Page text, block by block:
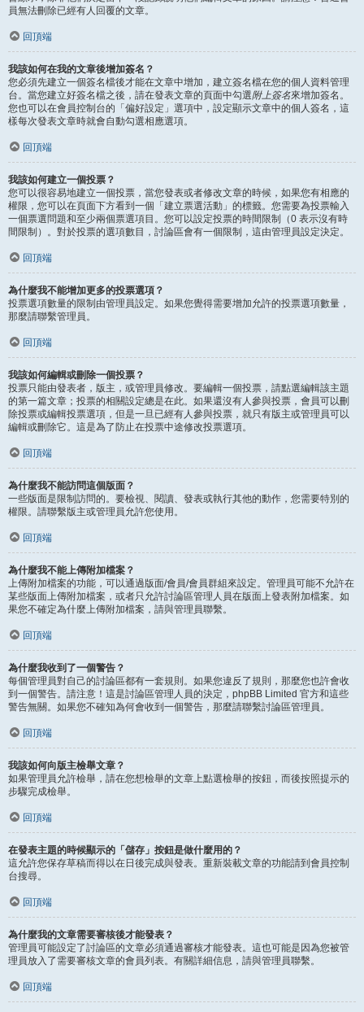
員無法刪除已經有人回覆的文章。
回頂端
我該如何在我的文章後增加簽名？
您必須先建立一個簽名檔後才能在文章中增加，建立簽名檔在您的個人資料管理
台。當您建立好簽名檔之後，請在發表文章的頁面中勾選附上簽名來增加簽名。
您也可以在會員控制台的「偏好設定」選項中，設定顯示文章中的個人簽名，這
樣每次發表文章時就會自動勾選相應選項。
回頂端
我該如何建立一個投票？
您可以很容易地建立一個投票，當您發表或者修改文章的時候，如果您有相應的
權限，您可以在頁面下方看到一個「建立票選活動」的標籤。您需要為投票輸入
一個票選問題和至少兩個票選項目。您可以設定投票的時間限制（0 表示沒有時
間限制）。對於投票的選項數目，討論區會有一個限制，這由管理員設定決定。
回頂端
為什麼我不能增加更多的投票選項？
投票選項數量的限制由管理員設定。如果您覺得需要增加允許的投票選項數量，
那麼請聯繫管理員。
回頂端
我該如何編輯或刪除一個投票？
投票只能由發表者，版主，或管理員修改。要編輯一個投票，請點選編輯該主題
的第一篇文章；投票的相關設定總是在此。如果還沒有人參與投票，會員可以刪
除投票或編輯投票選項，但是一旦已經有人參與投票，就只有版主或管理員可以
編輯或刪除它。這是為了防止在投票中途修改投票選項。
回頂端
為什麼我不能訪問這個版面？
一些版面是限制訪問的。要檢視、閱讀、發表或執行其他的動作，您需要特別的
權限。請聯繫版主或管理員允許您使用。
回頂端
為什麼我不能上傳附加檔案？
上傳附加檔案的功能，可以通過版面/會員/會員群組來設定。管理員可能不允許在
某些版面上傳附加檔案，或者只允許討論區管理人員在版面上發表附加檔案。如
果您不確定為什麼上傳附加檔案，請與管理員聯繫。
回頂端
為什麼我收到了一個警告？
每個管理員對自己的討論區都有一套規則。如果您違反了規則，那麼您也許會收
到一個警告。請注意！這是討論區管理人員的決定，phpBB Limited 官方和這些
警告無關。如果您不確知為何會收到一個警告，那麼請聯繫討論區管理員。
回頂端
我該如何向版主檢舉文章？
如果管理員允許檢舉，請在您想檢舉的文章上點選檢舉的按鈕，而後按照提示的
步驟完成檢舉。
回頂端
在發表主題的時候顯示的「儲存」按鈕是做什麼用的？
這允許您保存草稿而得以在日後完成與發表。重新裝載文章的功能請到會員控制
台搜尋。
回頂端
為什麼我的文章需要審核後才能發表？
管理員可能設定了討論區的文章必須通過審核才能發表。這也可能是因為您被管
理員放入了需要審核文章的會員列表。有關詳細信息，請與管理員聯繫。
回頂端